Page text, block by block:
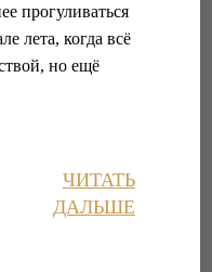
прогуливаться
лета, когда всё
но ещё
ЧИТАТЬ
ДАЛЬШЕ